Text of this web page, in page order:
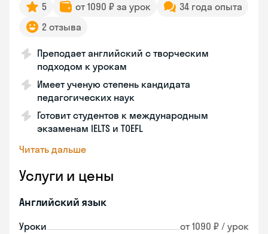
5 от 1090 ₽ за урок
34 года опыта
2 отзыва
Преподает английский с творческим
подходом к урокам
Имеет ученую степень кандидата
педагогических наук
Готовит студентов к международным
экзаменам IELTS и TOEFL
Читать дальше
Услуги и цены
Английский язык
Уроки от 1090 ₽ / урок